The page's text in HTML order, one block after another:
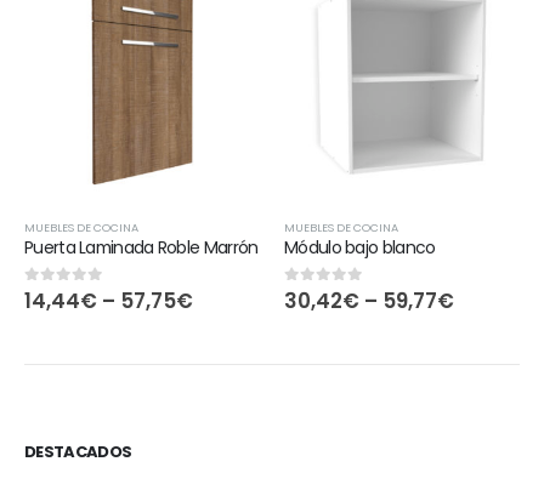
MUEBLES DE COCINA
Puerta Laminada Roble Marrón
0 out of 5
14,44€ – 57,75€
MUEBLES DE COCINA
Módulo bajo blanco
0out of 5
30,42€ – 59,77€
DESTACADOS